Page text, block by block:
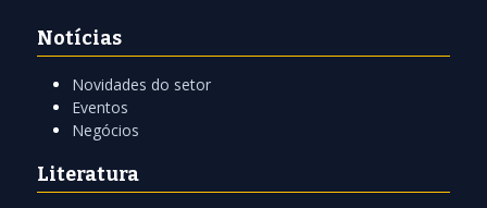
Notícias
Novidades do setor
Eventos
Negócios
Literatura